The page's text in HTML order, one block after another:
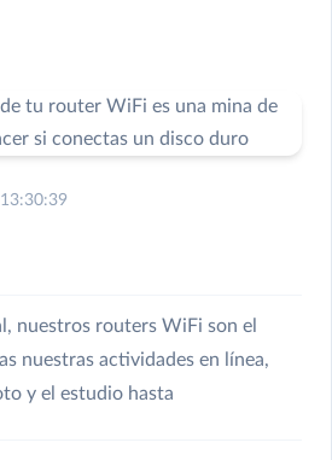
nuestros routers WiFi son el
nuestras actividades en línea,
y el estudio hasta